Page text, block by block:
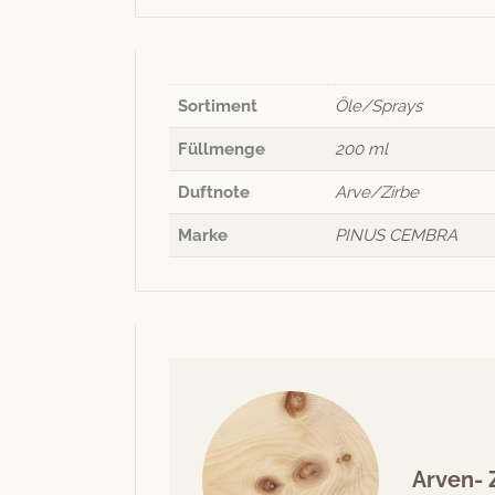
Sortiment Öle/Sprays
Füllmenge 200 ml
Duftnote Arve/Zirbe
Marke PINUS CEMBRA
Arven-